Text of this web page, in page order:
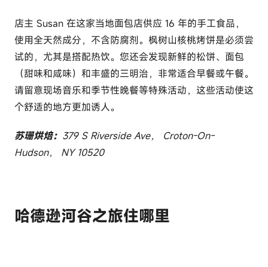
店主 Susan 在这家当地面包店供应 16 年的手工食品，
使用全天然成分，不含防腐剂。枫树山核桃烤饼是必须尝
试的，尤其是搭配热饮。您还会发现新鲜的松饼、面包
（甜味和咸味）和丰盛的三明治，非常适合早餐或午餐。
请留意现场音乐和季节性晚餐等特殊活动，这些活动使这
个舒适的地方更加诱人。
苏珊烘焙： 379 S Riverside Ave， Croton-On-
Hudson， NY 10520
哈德逊河谷之旅住哪里